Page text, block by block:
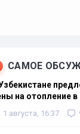
САМОЕ
на отопление в
1 августа, 16:37